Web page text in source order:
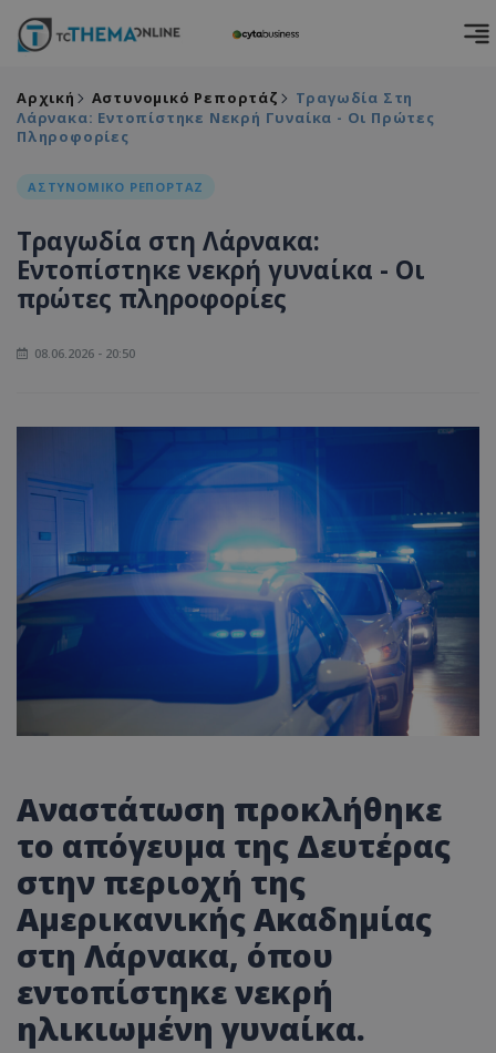
Αρχική Αστυνομικό Ρεπορτάζ
Τραγωδία Στη
Λάρνακα: Εντοπίστηκε Νεκρή Γυναίκα - Οι Πρώτες
Πληροφορίες
ΑΣΤΥΝΟΜΙΚΟ ΡΕΠΟΡΤΑΖ
Τραγωδία στη Λάρνακα:
Εντοπίστηκε νεκρή γυναίκα - Οι
πρώτες πληροφορίες
08.06.2026 - 20:50
Αναστάτωση προκλήθηκε
το απόγευμα της Δευτέρας
στην περιοχή της
Αμερικανικής Ακαδημίας
στη Λάρνακα, όπου
εντοπίστηκε νεκρή
ηλικιωμένη γυναίκα.